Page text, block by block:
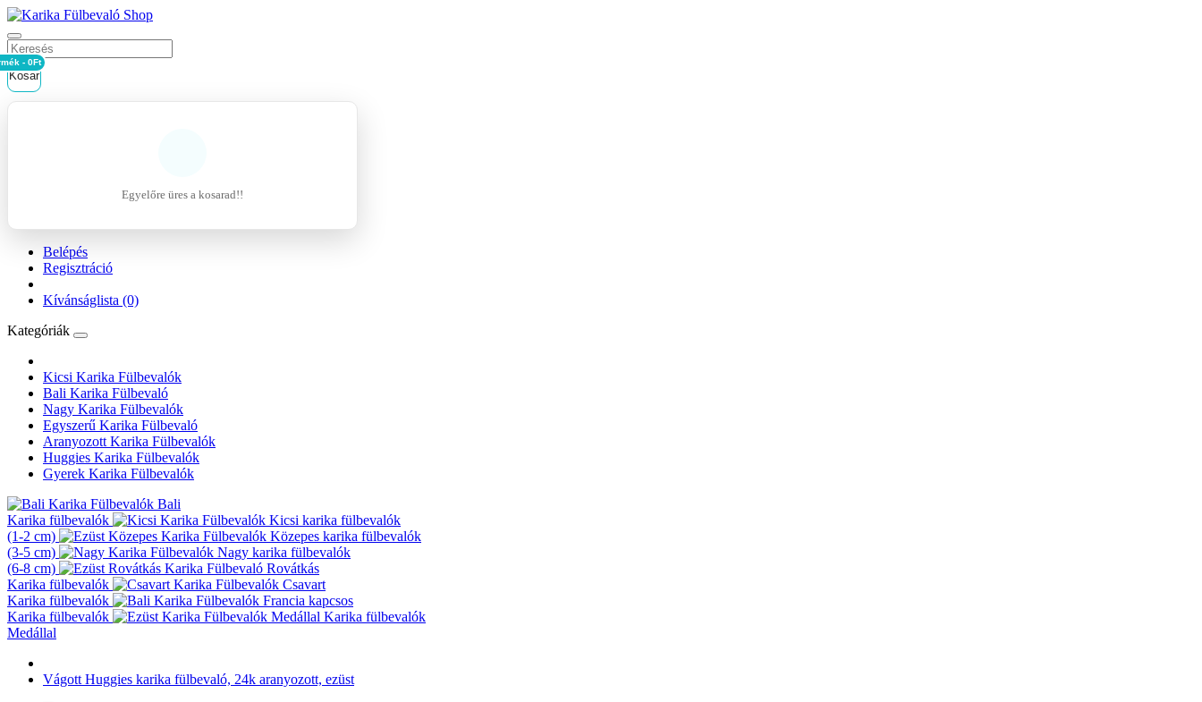
Kosár
- 0Ft
Egyelőre üres a kosarad!!
Belépés
Regisztráció
Kívánságlista (0)
Kategóriák
Kicsi Karika Fülbevalók
Bali Karika Fülbevaló
Nagy Karika Fülbevalók
Egyszerű Karika Fülbevaló
Aranyozott Karika Fülbevalók
Huggies Karika Fülbevalók
Gyerek Karika Fülbevalók
Bali
Karika fülbevalók
Kicsi karika fülbevalók
(1-2 cm)
Közepes karika fülbevalók
(3-5 cm)
Nagy karika fülbevalók
(6-8 cm)
Rovátkás
Karika fülbevalók
Csavart
Karika fülbevalók
Francia kapcsos
Karika fülbevalók
Karika fülbevalók
Medállal
Vágott Huggies karika fülbevaló, 24k aranyozott, ezüst